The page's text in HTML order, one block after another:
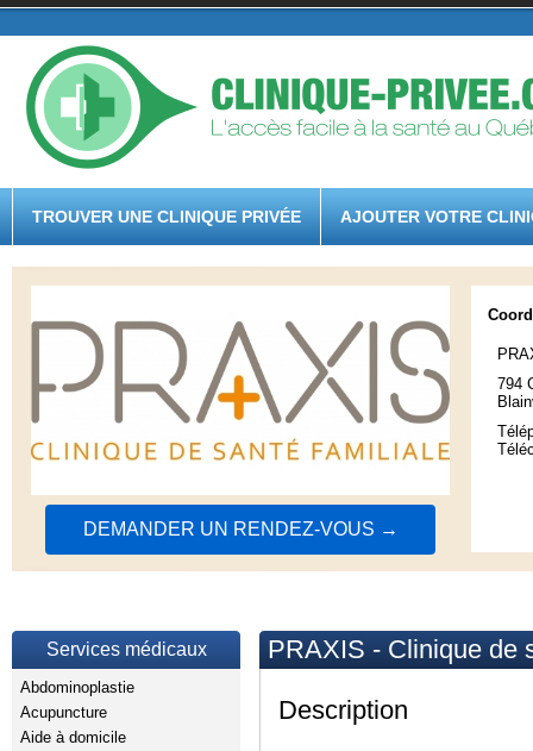
TROUVER UNE CLINIQUE PRIVÉE AJOUTER VOTRE
DEMANDER UN RENDEZ-VOUS →
794
Services médicaux
Abdominoplastie
Acupuncture
Aide à domicile
PRAXIS - Clinique de
Description